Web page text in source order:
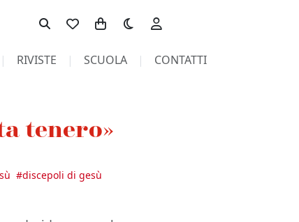
Toggle theme
RIVISTE SCUOLA CONTATTI
tenero»
#discepoli di gesù